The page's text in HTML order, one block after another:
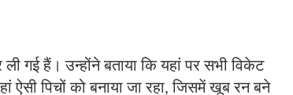
गई हैं। उन्होंने बताया कि यहां पर सभी विकेट
ऐसी पिचों को बनाया जा रहा, जिसमें खूब रन बने